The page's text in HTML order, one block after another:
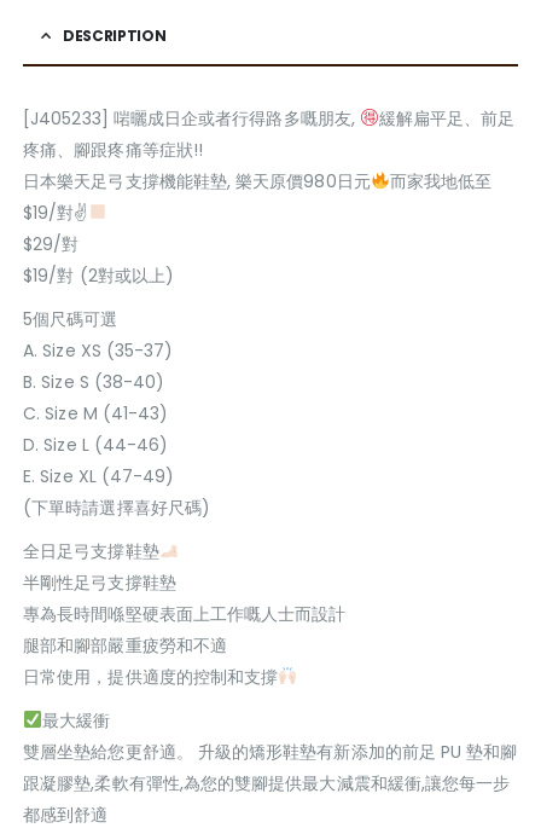
DESCRIPTION
[J405233] 啱曬成日企或者行得路多嘅朋友,
緩解扁平足、前足
疼痛、腳跟疼痛等症狀!!
日本樂天足弓支撐機能鞋墊, 樂天原價980日元
而家我地低至
$19/對✌
$29/對
$19/對 (2對或以上)
5個尺碼可選
A. Size XS (35-37)
B. Size S (38-40)
C. Size M (41-43)
D. Size L (44-46)
E. Size XL (47-49)
(下單時請選擇喜好尺碼)
全日足弓支撐鞋墊
半剛性足弓支撐鞋墊
專為長時間喺堅硬表面上工作嘅人士而設計
腿部和腳部嚴重疲勞和不適
日常使用，提供適度的控制和支撐
最大緩衝
雙層坐墊給您更舒適。 升級的矯形鞋墊有新添加的前足 PU 墊和腳
跟凝膠墊,柔軟有彈性,為您的雙腳提供最大減震和緩衝,讓您每一步
都感到舒適